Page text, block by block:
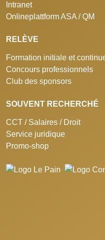
Intranet
Onlineplattform ASA / QM
RELÈVE
Formation initiale et
Concours professionnels
Club des sponsors
SOUVENT RECHERCHÉ
CCT / Salaires / Droit
Service juridique
Promo-shop